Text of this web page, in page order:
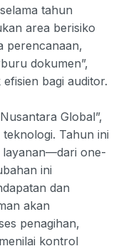
tahun
area berisiko
perencanaan,
dokumen”,
bagi auditor.
Global”,
Tahun ini
layanan—dari one-
ini
dan
akan
penagihan,
kontrol